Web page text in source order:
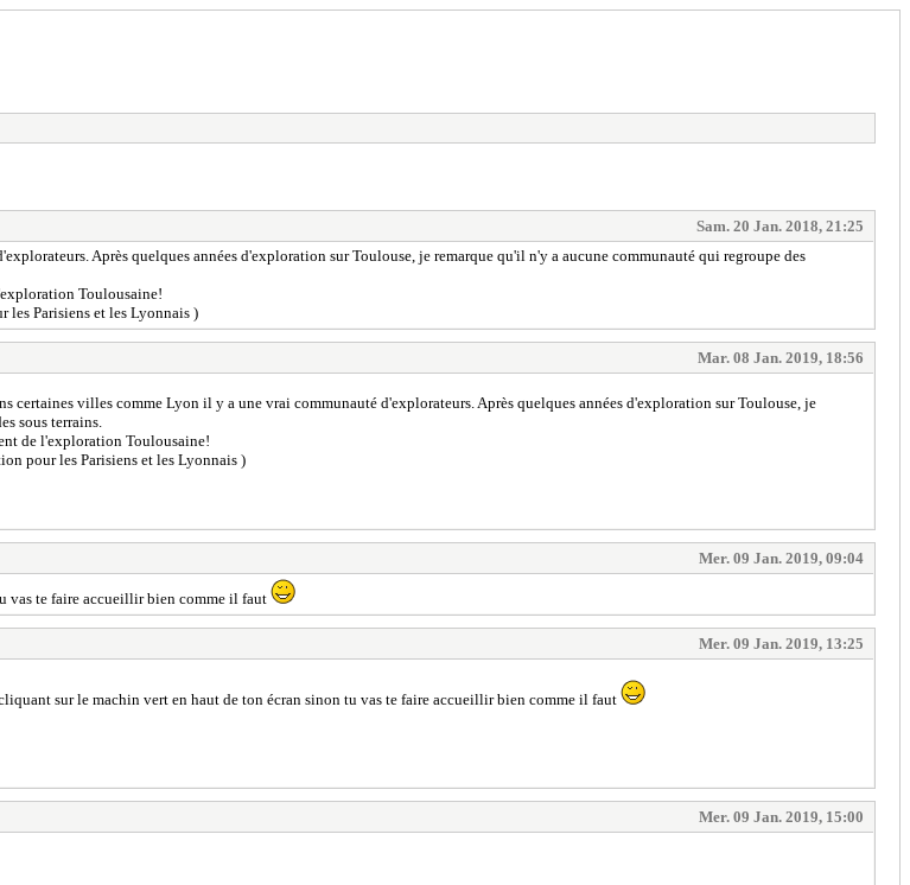
Sam. 20 Jan. 2018, 21:25
Après quelques années d'exploration sur Toulouse, je remarque qu'il n'y a aucune communauté qui regroupe des
Toulousaine!
les Parisiens et les Lyonnais )
Mar. 08 Jan. 2019, 18:56
certaines villes comme Lyon il y a une vrai communauté d'explorateurs. Après quelques années d'exploration sur Toulouse, je
sous terrains.
de l'exploration Toulousaine!
pour les Parisiens et les Lyonnais )
Mer. 09 Jan. 2019, 09:04
vas te faire accueillir bien comme il faut
Mer. 09 Jan. 2019, 13:25
sur le machin vert en haut de ton écran sinon tu vas te faire accueillir bien comme il faut
Mer. 09 Jan. 2019, 15:00